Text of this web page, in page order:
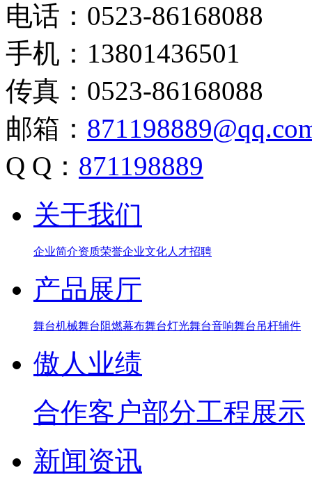
电话：0523-86168088
手机：13801436501
传真：0523-86168088
邮箱：
Q Q： 871198889
关于我们
企业简介资质荣誉企业文化人才招聘
产品展厅
舞台机械舞台阻燃幕布舞台灯光舞台音响舞台吊杆辅件
傲人业绩
合作客户部分工程展示
新闻资讯